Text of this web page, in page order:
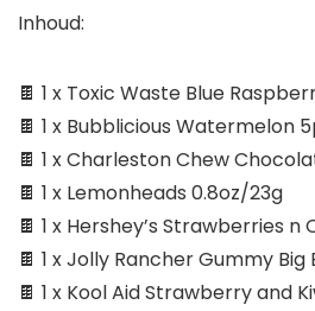
Inhoud:
🍫 1 x Toxic Waste Blue
🍫 1 x Bubblicious Watermelon
🍫 1 x Charleston Chew
🍫 1 x Lemonheads 0.8oz/23g
🍫 1 x Hershey’s Strawberries n
🍫 1 x Jolly Rancher Gummy Big
🍫 1 x Kool Aid Strawberry and